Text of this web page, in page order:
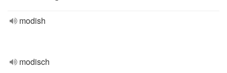
modish
modisch